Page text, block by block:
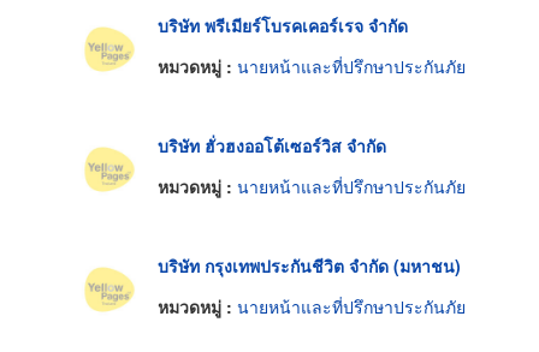
บริษัท พรีเมียร์โบรคเคอร์เรจ จำกัด
หมวดหมู่ : นายหน้าและที่ปรึกษาประกันภัย
บริษัท ฮั่วฮงออโต้เซอร์วิส จำกัด
หมวดหมู่ : นายหน้าและที่ปรึกษาประกันภัย
บริษัท กรุงเทพประกันชีวิต จำกัด (มหาชน)
หมวดหมู่ : นายหน้าและที่ปรึกษาประกันภัย